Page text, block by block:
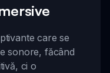
care se
sonore, făcând
ci o